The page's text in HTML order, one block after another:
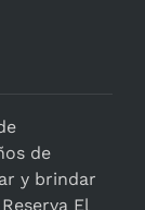
de
y brindar
El